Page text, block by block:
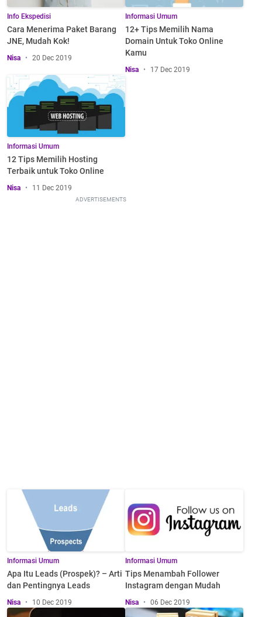
Info Ekspedisi
Cara Menerima Paket Barang
JNE, Mudah Kok!
Nisa 20 Dec 2019
Informasi Umum
12+ Tips Memilih Nama
Domain Untuk Toko Online
Kamu
Nisa 17 Dec 2019
Informasi Umum
12 Tips Memilih Hosting
Terbaik untuk Toko Online
Nisa 11 Dec 2019
ADVERTISEMENTS
Informasi Umum
Apa Itu Leads (Prospek)? – Arti
dan Pentingnya Leads
Nisa 10 Dec 2019
Informasi Umum
Tips Menambah Follower
Instagram dengan Mudah
Nisa 06 Dec 2019